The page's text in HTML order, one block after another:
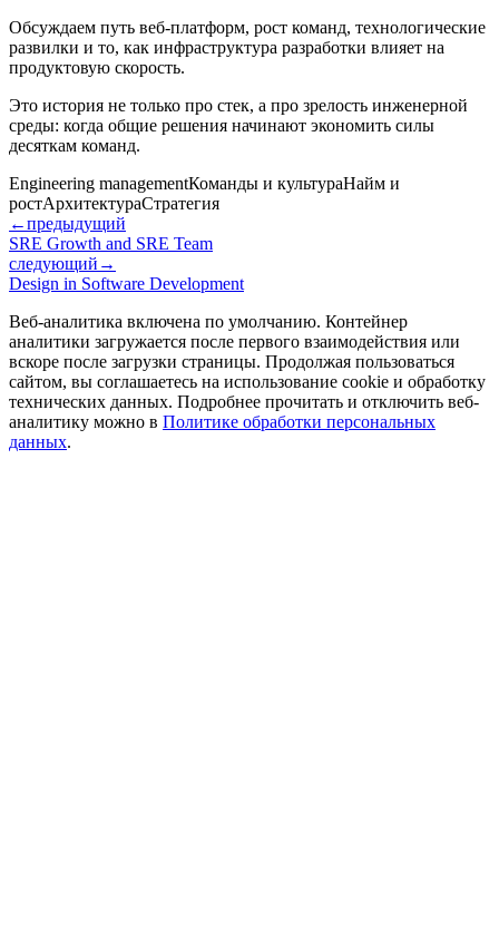
Обсуждаем путь веб-платформ, рост команд, технологические
развилки и то, как инфраструктура разработки влияет на
продуктовую скорость.
Это история не только про стек, а про зрелость инженерной
среды: когда общие решения начинают экономить силы
десяткам команд.
Engineering managementКоманды и культураНайм и
ростАрхитектураСтратегия
←предыдущий
SRE Growth and SRE Team
следующий →
Design in Software Development
Веб-аналитика включена по умолчанию. Контейнер
аналитики загружается после первого взаимодействия или
вскоре после загрузки страницы. Продолжая пользоваться
сайтом, вы соглашаетесь на использование cookie и обработку
технических данных. Подробнее прочитать и отключить веб-
аналитику можно в Политике обработки персональных
данных.